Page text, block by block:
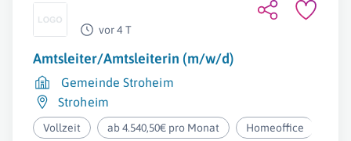
vor 4 T
Amtsleiter/Amtsleiterin (m/w/d)
Gemeinde Stroheim
Stroheim
Vollzeit ab 4.540,50€ pro Monat Homeoffice